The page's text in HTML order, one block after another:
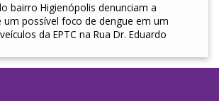
bairro Higienópolis denunciam a
um possível foco de dengue em um
da EPTC na Rua Dr. Eduardo